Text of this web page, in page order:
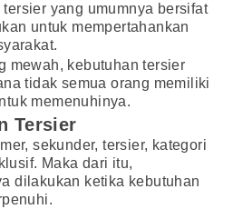
yang umumnya bersifat
untuk mempertahankan
mewah, kebutuhan tersier
tidak semua orang memiliki
memenuhinya.
Tersier
sekunder, tersier, kategori
Maka dari itu,
dilakukan ketika kebutuhan